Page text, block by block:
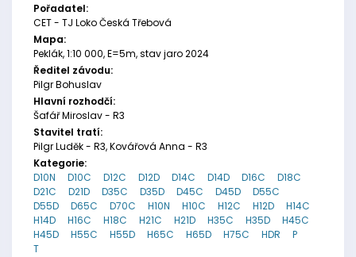
Pořadatel:
CET - TJ Loko Česká Třebová
Mapa:
Peklák, 1:10 000, E=5m, stav jaro 2024
Ředitel závodu:
Pilgr Bohuslav
Hlavní rozhodčí:
Šafář Miroslav - R3
Stavitel tratí:
Pilgr Luděk - R3, Kovářová Anna - R3
Kategorie:
D10N
D10C D12C D12D D14C D14D D16C
D18C
D21C
D21D D35C D35D D45C D45D
D55C
D55D
D65C D70C H10N H10C H12C H12D
H14C
H14D
H16C H18C H21C H21D H35C H35D
H45C
H45D
H55C H55D H65C H65D H75C HDR
P
T